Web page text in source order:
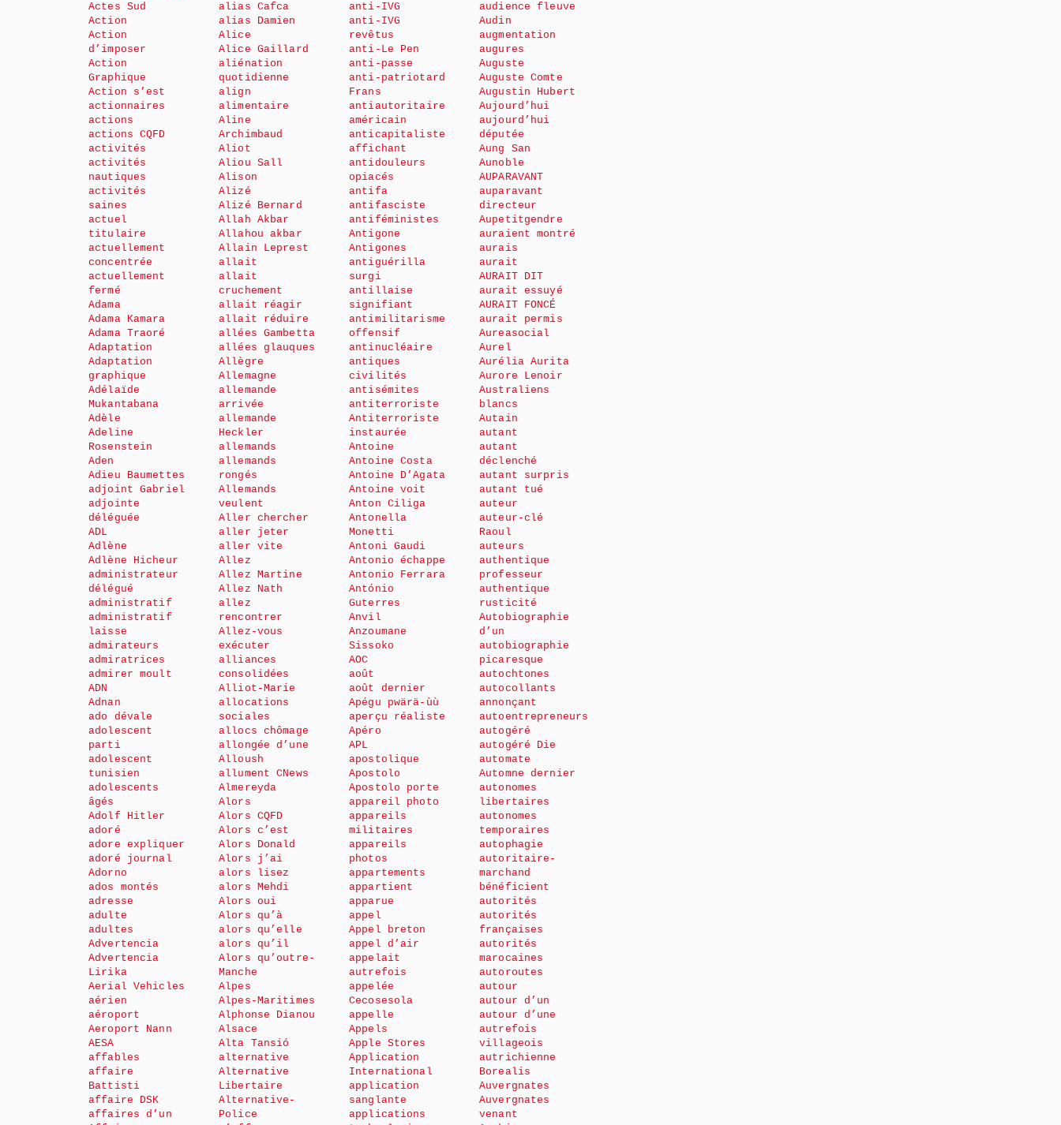
Actes Sud
Action
Action
d’imposer
Action
Graphique
Action s’est
actionnaires
actions
actions CQFD
activités
activités
nautiques
activités
saines
actuel
titulaire
actuellement
concentrée
actuellement
fermé
Adama
Adama Kamara
Adama Traoré
Adaptation
Adaptation
graphique
Adélaïde
Mukantabana
Adèle
Adeline
Rosenstein
Aden
Adieu Baumettes
adjoint Gabriel
adjointe
déléguée
ADL
Adlène
Adlène Hicheur
administrateur
délégué
administratif
administratif
laisse
admirateurs
admiratrices
admirer moult
ADN
Adnan
ado dévale
adolescent
parti
adolescent
tunisien
adolescents
âgés
Adolf Hitler
adoré
adore expliquer
adoré journal
Adorno
ados montés
adresse
adulte
adultes
Advertencia
Advertencia
Lirika
Aerial Vehicles
aérien
aéroport
Aeroport Nann
AESA
affables
affaire
Battisti
affaire DSK
affaires d’un
alias Cafca
alias Damien
Alice
Alice Gaillard
aliénation
quotidienne
align
alimentaire
Aline
Archimbaud
Aliot
Aliou Sall
Alison
Alizé
Alizé Bernard
Allah Akbar
Allahou akbar
Allain Leprest
allait
allait
cruchement
allait réagir
allait réduire
allées Gambetta
allées glauques
Allègre
Allemagne
allemande
arrivée
allemande
Heckler
allemands
allemands
rongés
Allemands
veulent
Aller chercher
aller jeter
aller vite
Allez
Allez Martine
Allez Nath
allez
rencontrer
Allez-vous
exécuter
alliances
consolidées
Alliot-Marie
allocations
sociales
allocs chômage
allongée d’une
Alloush
allument CNews
Almereyda
Alors
Alors CQFD
Alors c’est
Alors Donald
Alors j’ai
alors lisez
alors Mehdi
Alors oui
Alors qu’à
alors qu’elle
alors qu’il
Alors qu’outre-
Manche
Alpes
Alpes-Maritimes
Alphonse Dianou
Alsace
Alta Tansió
alternative
Alternative
Libertaire
Alternative-
Police
anti-IVG
anti-IVG
revêtus
anti-Le Pen
anti-passe
anti-patriotard
Frans
antiautoritaire
américain
anticapitaliste
affichant
antidouleurs
opiacés
antifa
antifasciste
antiféministes
Antigone
Antigones
antiguérilla
surgi
antillaise
signifiant
antimilitarisme
offensif
antinucléaire
antiques
civilités
antisémites
antiterroriste
Antiterroriste
instaurée
Antoine
Antoine Costa
Antoine D’Agata
Antoine voit
Anton Ciliga
Antonella
Monetti
Antoni Gaudi
Antonio échappe
Antonio Ferrara
António
Guterres
Anvil
Anzoumane
Sissoko
AOC
août
août dernier
Apégu pwärä-ùù
aperçu réaliste
Apéro
APL
apostolique
Apostolo
Apostolo porte
appareil photo
appareils
militaires
appareils
photos
appartements
appartient
apparue
appel
Appel breton
appel d’air
appelait
autrefois
appelée
Cecosesola
appelle
Appels
Apple Stores
Application
International
application
sanglante
applications
audience fleuve
Audin
augmentation
augures
Auguste
Auguste Comte
Augustin Hubert
Aujourd’hui
aujourd’hui
députée
Aung San
Aunoble
AUPARAVANT
auparavant
directeur
Aupetitgendre
auraient montré
aurais
aurait
AURAIT DIT
aurait essuyé
AURAIT FONCÉ
aurait permis
Aureasocial
Aurel
Aurélia Aurita
Aurore Lenoir
Australiens
blancs
Autain
autant
autant
déclenché
autant surpris
autant tué
auteur
auteur-clé
Raoul
auteurs
authentique
professeur
authentique
rusticité
Autobiographie
d’un
autobiographie
picaresque
autochtones
autocollants
annonçant
autoentrepreneurs
autogéré
autogéré Die
automate
Automne dernier
autonomes
libertaires
autonomes
temporaires
autophagie
autoritaire-
marchand
bénéficient
autorités
autorités
françaises
autorités
marocaines
autoroutes
autour
autour d’un
autour d’une
autrefois
villageois
autrichienne
Borealis
Auvergnates
Auvergnates
venant